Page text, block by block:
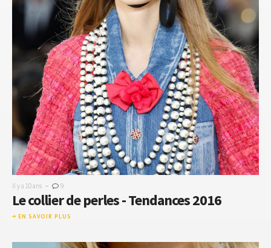
Il y a 10 ans - 9
Le collier de perles - Tendances 2016
EN SAVOIR PLUS